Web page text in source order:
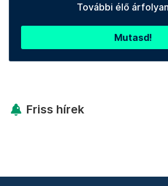
További élő
Mutasd!
Friss hírek